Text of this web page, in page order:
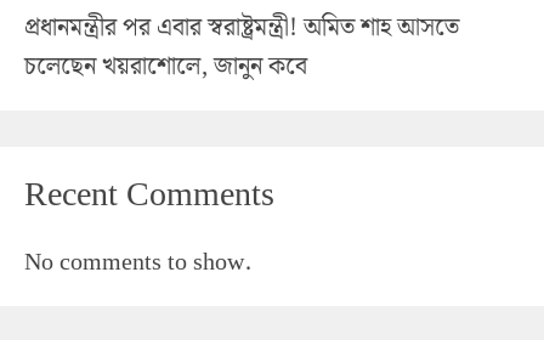
প্রধানমন্ত্রীর পর এবার স্বরাষ্ট্রমন্ত্রী! অমিত শাহ আসতে
চলেছেন খয়রাশোলে, জানুন কবে
Recent Comments
No comments to show.